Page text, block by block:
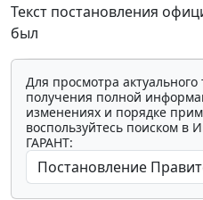
Текст постановления
был
Для просмотра актуального
получения полной
изменениях и порядке
воспользуйтесь поиском в
ГАРАНТ: